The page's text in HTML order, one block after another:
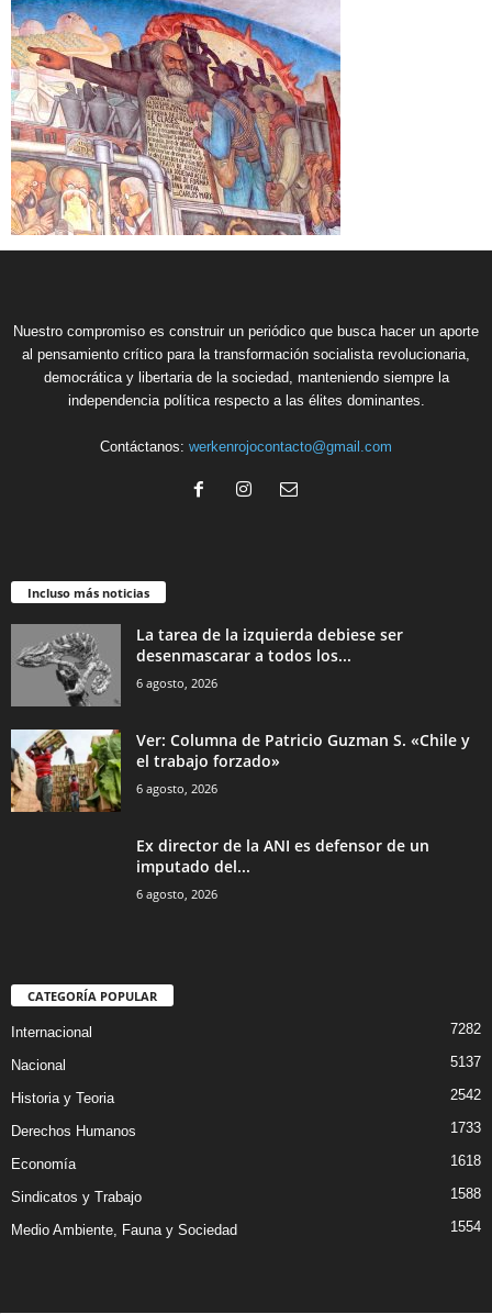
Nuestro compromiso es construir un periódico que busca hacer un aporte
al pensamiento crítico para la transformación socialista revolucionaria,
democrática y libertaria de la sociedad, manteniendo siempre la
independencia política respecto a las élites dominantes.
Contáctanos: werkenrojocontacto@gmail.com
Incluso más noticias
La tarea de la izquierda debiese ser
desenmascarar a todos los...
6 agosto, 2026
Ver: Columna de Patricio Guzman S. «Chile y
el trabajo forzado»
6 agosto, 2026
Ex director de la ANI es defensor de un
imputado del...
6 agosto, 2026
CATEGORÍA POPULAR
Internacional 7282
Nacional 5137
Historia y Teoria 2542
Derechos Humanos 1733
Economía 1618
Sindicatos y Trabajo 1588
Medio Ambiente, Fauna y Sociedad 1554